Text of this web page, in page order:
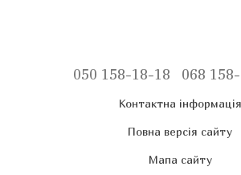
050 158-18-18 068
Контактна інформація
Повна версія сайту
Мапа сайту